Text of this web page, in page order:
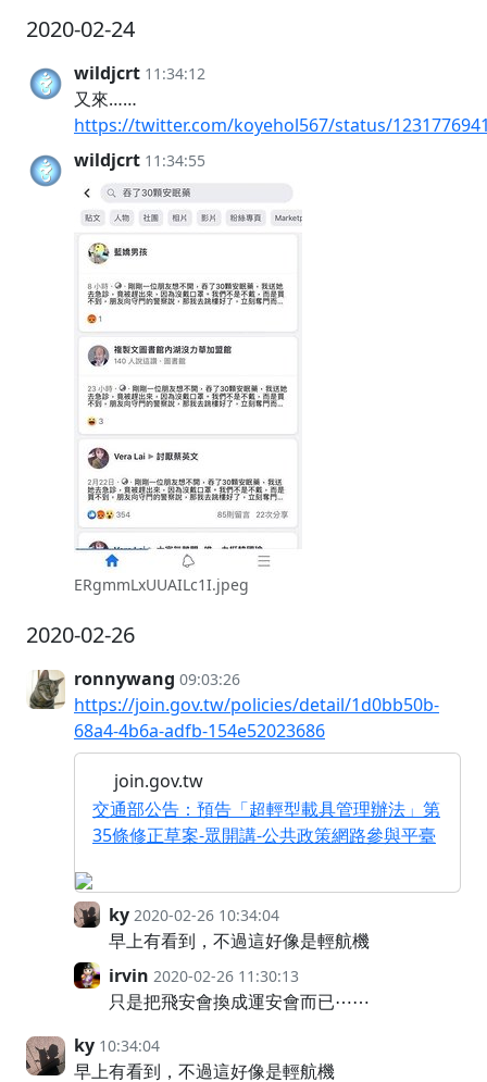
2020-02-24
wildjcrt 11:34:12
又來……
https://twitter.com/koyehol567/status/
wildjcrt 11:34:55
ERgmmLxUUAILc1I.jpeg
2020-02-26
ronnywang 09:03:26
https://join.gov.tw/policies/detail/1d0bb50b-
68a4-4b6a-adfb-154e52023686
join.gov.tw
交通部公告：預告「超輕型載具管理辦法」第
35條修正草案-眾開講-公共政策網路參與平臺
ky 2020-02-26 10:34:04
早上有看到，不過這好像是輕航機
irvin 2020-02-26 11:30:13
只是把飛安會換成運安會而已⋯⋯
ky 10:34:04
早上有看到，不過這好像是輕航機